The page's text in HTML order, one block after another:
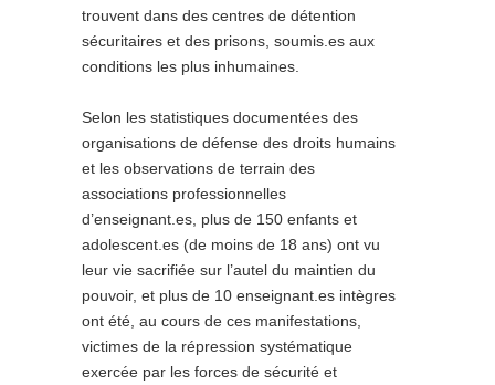
trouvent dans des centres de détention
sécuritaires et des prisons, soumis.es aux
conditions les plus inhumaines.
Selon les statistiques documentées des
organisations de défense des droits humains
et les observations de terrain des
associations professionnelles
d’enseignant.es, plus de 150 enfants et
adolescent.es (de moins de 18 ans) ont vu
leur vie sacrifiée sur l’autel du maintien du
pouvoir, et plus de 10 enseignant.es intègres
ont été, au cours de ces manifestations,
victimes de la répression systématique
exercée par les forces de sécurité et